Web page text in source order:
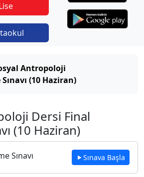
Antropoloji
(10 Haziran)
Dersi Final
(10 Haziran)
Sınavı Sınava Başla